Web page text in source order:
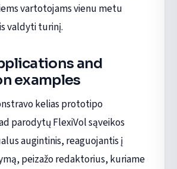
vartotojams vienu metu
valdyti turinį.
and
examples
kelias prototipo
parodytų FlexiVol sąveikos
augintinis, reaguojantis į
peizažo redaktorius, kuriame